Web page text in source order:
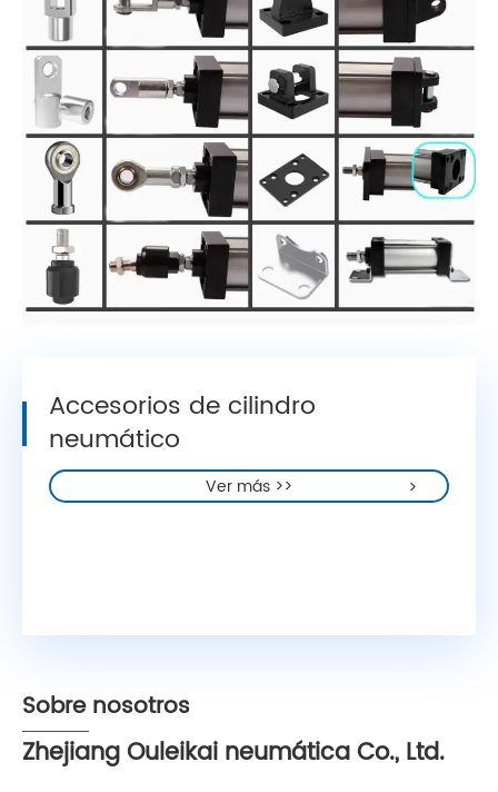
Accesorios de cilindro
neumático
Ver más >>
Sobre nosotros
Zhejiang Ouleikai neumática Co., Ltd.